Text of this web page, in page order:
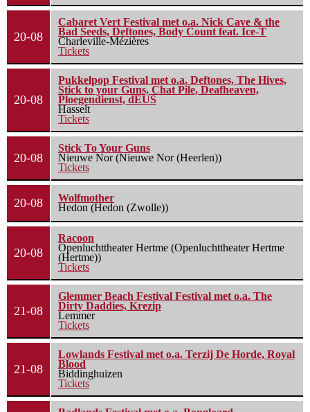
20-08
Cabaret Vert Festival met o.a. Nick Cave & the
Bad Seeds, Deftones, Body Count feat. Ice-T
Charleville-Mézières
Tickets
20-08
Pukkelpop Festival met o.a. Deftones, The Hives,
Stick to your Guns, Chat Pile, Deafheaven,
Ploegendienst, dEUS
Hasselt
Tickets
20-08
Stick To Your Guns
Nieuwe Nor (Nieuwe Nor (Heerlen))
Tickets
20-08
Wolfmother
Hedon (Hedon (Zwolle))
20-08
Racoon
Openluchttheater Hertme (Openluchttheater Hertme
(Hertme))
Tickets
21-08
Glemmer Beach Festival Festival met o.a. The
Dirty Daddies, Krezip
Lemmer
Tickets
21-08
Lowlands Festival met o.a. Terzij De Horde, Royal
Blood
Biddinghuizen
Tickets